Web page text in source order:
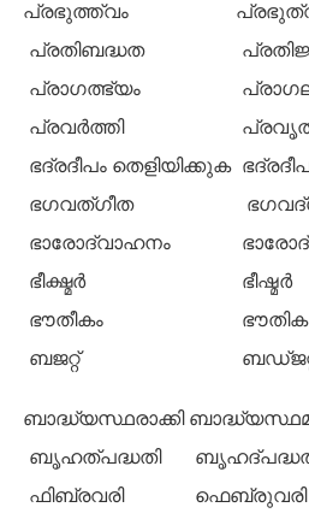
പ്രഭുത്ത്വം
പ്രതിബദ്ധത
പ്രാഗത്ഭ്യം
പ്രവര്‍ത്തി
ഭദ്രദീപം തെളിയിക്കുക
ഭഗവത്ഗീത
ഭാരോദ്വാഹനം
ഭീക്ഷ്മര്‍
ഭീഷ്മര്‍
ഭൗതീകം
ബജറ്റ്
ബാദ്ധ്യസ്ഥരാക്കി
ബൃഹത്പദ്ധതി
ഫിബ്രവരി
ഫെബ്രുവരി